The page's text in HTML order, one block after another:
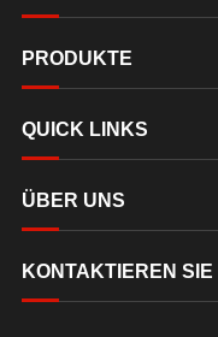
PRODUKTE
QUICK LINKS
ÜBER UNS
KONTAKTIEREN SIE